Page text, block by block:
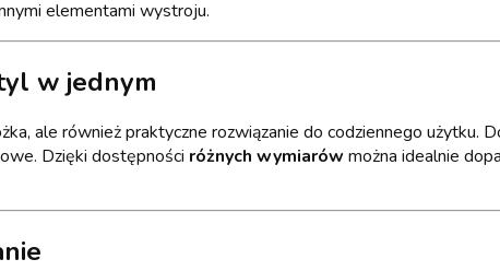
elementami wystroju.
w jednym
ale również praktyczne rozwiązanie do codziennego użytku.
Dzięki dostępności różnych wymiarów można idealnie